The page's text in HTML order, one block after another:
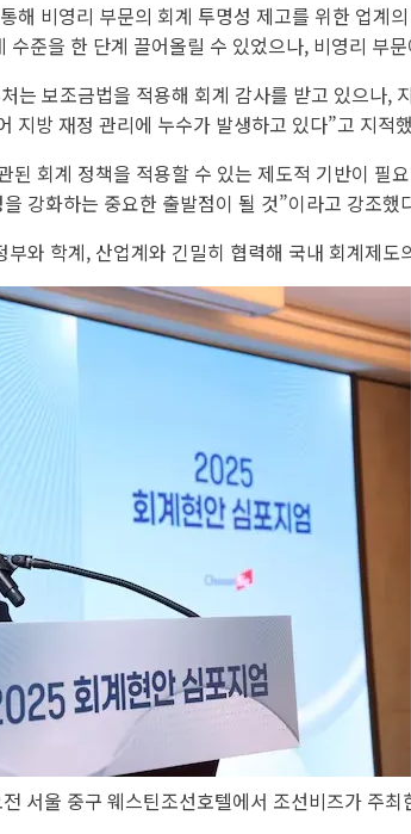
해 비영리 부문의 회계 투명성 제고를 위한 업
준을 한 단계 끌어올릴 수 있었으나, 비영리 부
는 보조금법을 적용해 회계 감사를 받고 있으나
지방 재정 관리에 누수가 발생하고 있다”고 지적
된 회계 정책을 적용할 수 있는 제도적 기반이
강화하는 중요한 출발점이 될 것”이라고 강조했
와 학계, 산업계와 긴밀히 협력해 국내 회계제
서울 중구 웨스틴조선호텔에서 조선비즈가 주